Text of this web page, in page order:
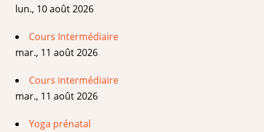
lun., 10 août 2026
Cours Intermédiaire
mar., 11 août 2026
Cours intermédiaire
mar., 11 août 2026
Yoga prénatal